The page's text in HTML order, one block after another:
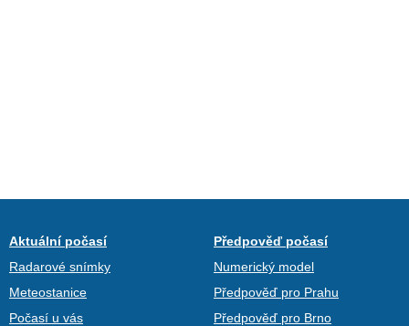
Aktuální počasí
Radarové snímky
Meteostanice
Počasí u vás
Předpověď počasí
Numerický model
Předpověď pro Prahu
Předpověď pro Brno